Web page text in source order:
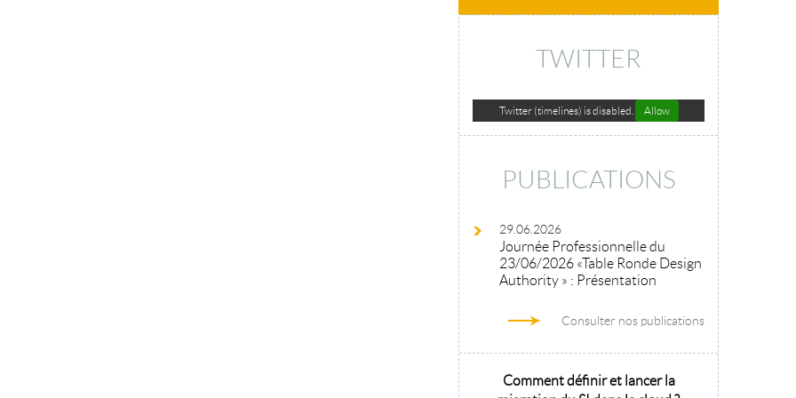
TWITTER
Twitter (timelines) is disabled. Allow
PUBLICATIONS
29.06.2026
Journée Professionnelle du
23/06/2026 «Table Ronde Design
Authority » : Présentation
Consulter nos publications
Comment définir et lancer la
Architecture